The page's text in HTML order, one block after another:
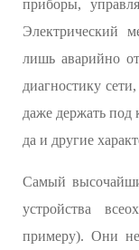
приборы,
Электрический
лишь аварийно
диагностику
даже держать под
да и другие
Самый
устройства
примеру). Они